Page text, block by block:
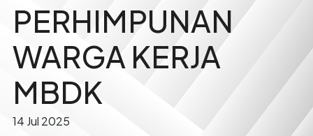
PERHIMPUNAN
WARGA KERJA
MBDK
14 Jul 2025